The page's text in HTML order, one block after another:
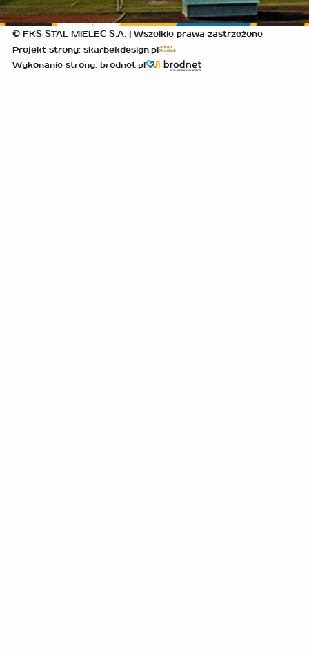
© FKS STAL MIELEC S.A. | Wszelkie prawa zastrzeżone
Projekt strony: skarbekdesign.pl
Wykonanie strony: brodnet.pl